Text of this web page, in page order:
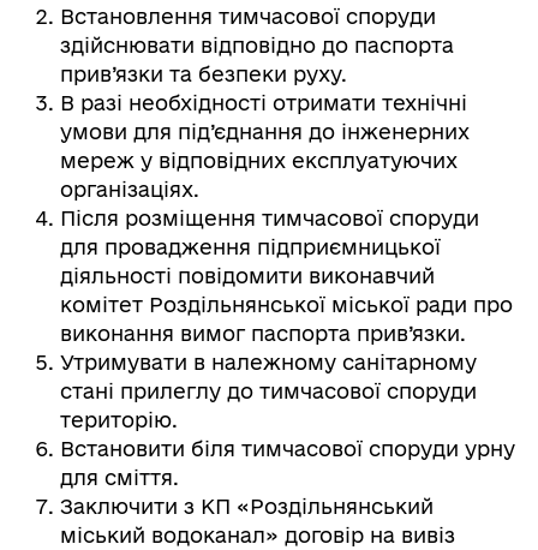
Встановлення тимчасової споруди
здійснювати відповідно до паспорта
прив’язки та безпеки руху.
В разі необхідності отримати технічні
умови для під’єднання до інженерних
мереж у відповідних експлуатуючих
організаціях.
Після розміщення тимчасової споруди
для провадження підприємницької
діяльності повідомити виконавчий
комітет Роздільнянської міської ради про
виконання вимог паспорта прив’язки.
Утримувати в належному санітарному
стані прилеглу до тимчасової споруди
територію.
Встановити біля тимчасової споруди урну
для сміття.
Заключити з КП «Роздільнянський
міський водоканал» договір на вивіз